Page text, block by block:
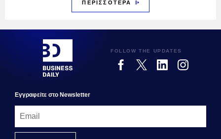
ΠΕΡΙΣΣΟΤΕΡΑ
FOLLOW THE UPDATES
Εγγραφεiτε στο Newsletter